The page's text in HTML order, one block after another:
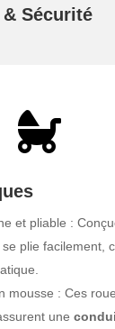
Sécurité

et pliable :
plie facilement,
mousse : Ces
une